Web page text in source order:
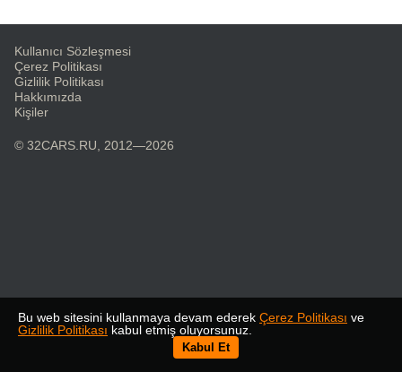
Bu web sitesini kullanmaya devam ederek Çerez Politikası ve
Gizlilik Politikası kabul etmiş oluyorsunuz.
Kabul Et
Kullanıcı Sözleşmesi
Çerez Politikası
Gizlilik Politikası
Hakkımızda
Kişiler
© 32CARS.RU, 2012—2026